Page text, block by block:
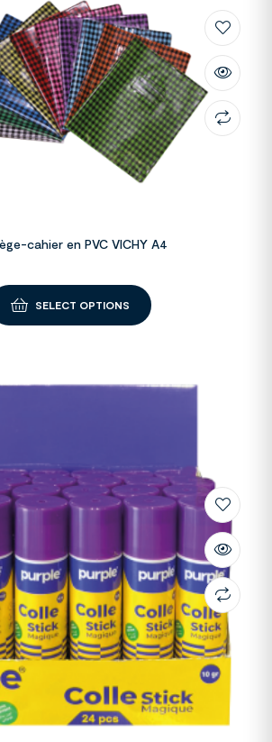
cahier en PVC VICHY A4
SELECT OPTIONS